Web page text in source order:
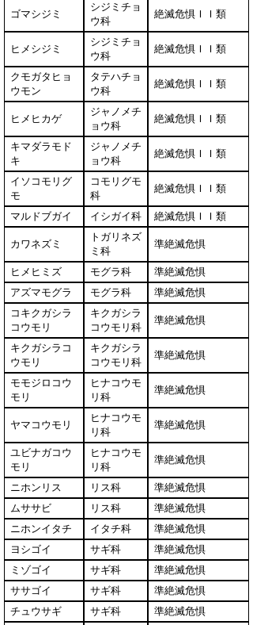
ゴマシジミ
シジミチョ
ウ科
絶滅危惧ＩＩ類
ヒメシジミ
シジミチョ
ウ科
絶滅危惧ＩＩ類
クモガタヒョ
ウモン
タテハチョ
ウ科
絶滅危惧ＩＩ類
ヒメヒカゲ
ジャノメチ
ョウ科
絶滅危惧ＩＩ類
キマダラモド
キ
ジャノメチ
ョウ科
絶滅危惧ＩＩ類
イソコモリグ
モ
コモリグモ
科
絶滅危惧ＩＩ類
マルドブガイ イシガイ科 絶滅危惧ＩＩ類
カワネズミ
トガリネズ
ミ科
準絶滅危惧
ヒメヒミズ モグラ科
準絶滅危惧
アズマモグラ
モグラ科
準絶滅危惧
コキクガシラ
コウモリ
キクガシラ
コウモリ科
準絶滅危惧
キクガシラコ
ウモリ
キクガシラ
コウモリ科
準絶滅危惧
モモジロコウ
モリ
ヒナコウモ
リ科
準絶滅危惧
ヤマコウモリ
ヒナコウモ
リ科
準絶滅危惧
ユビナガコウ
モリ
ヒナコウモ
リ科
準絶滅危惧
ニホンリス リス科
準絶滅危惧
ムササビ
リス科
準絶滅危惧
ニホンイタチ
イタチ科
準絶滅危惧
ヨシゴイ
サギ科
準絶滅危惧
ミゾゴイ
サギ科
準絶滅危惧
ササゴイ
サギ科
準絶滅危惧
チュウサギ
サギ科
準絶滅危惧